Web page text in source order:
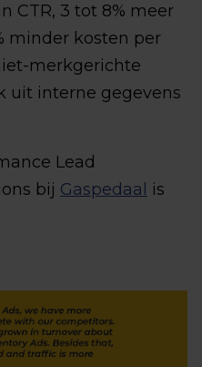
CTR, 3 tot 8% meer
minder kosten per
merkgerichte
uit interne gegevens
Lead
bij Gaspedaal
is